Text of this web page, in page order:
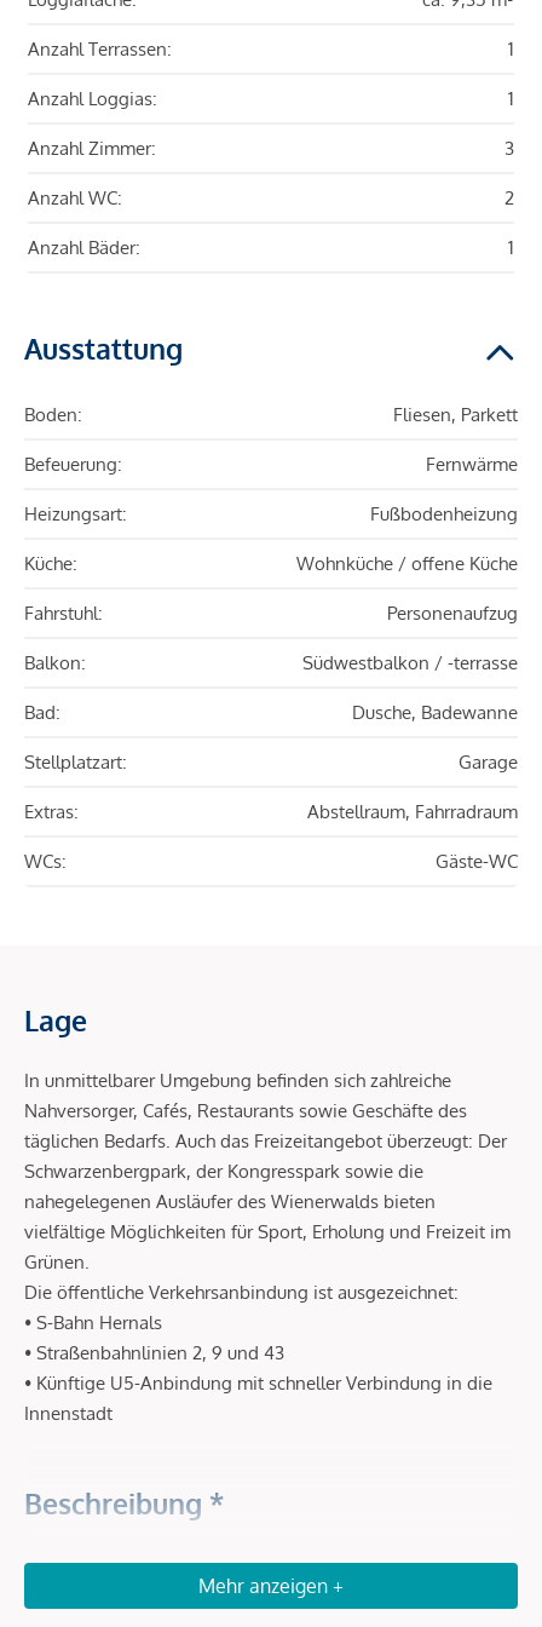
Anzahl Terrassen: 1
Anzahl Loggias: 1
Anzahl Zimmer: 3
Anzahl WC: 2
Anzahl Bäder: 1
Ausstattung
Boden: Fliesen, Parkett
Befeuerung: Fernwärme
Heizungsart: Fußbodenheizung
Küche: Wohnküche / offene Küche
Fahrstuhl: Personenaufzug
Balkon: Südwestbalkon / -terrasse
Bad: Dusche, Badewanne
Stellplatzart: Garage
Extras: Abstellraum, Fahrradraum
WCs: Gäste-WC
Lage
In unmittelbarer Umgebung befinden sich zahlreiche
Nahversorger, Cafés, Restaurants sowie Geschäfte des
täglichen Bedarfs. Auch das Freizeitangebot überzeugt: Der
Schwarzenbergpark, der Kongresspark sowie die
nahegelegenen Ausläufer des Wienerwalds bieten
vielfältige Möglichkeiten für Sport, Erholung und Freizeit im
Grünen.
Die öffentliche Verkehrsanbindung ist ausgezeichnet:
• S-Bahn Hernals
• Straßenbahnlinien 2, 9 und 43
• Künftige U5-Anbindung mit schneller Verbindung in die
Innenstadt
Beschreibung *
Hochwertiger Erstbezug zwischen urbanem Lebensgefühl
und grüner WohnqualitätMehr anzeigen +